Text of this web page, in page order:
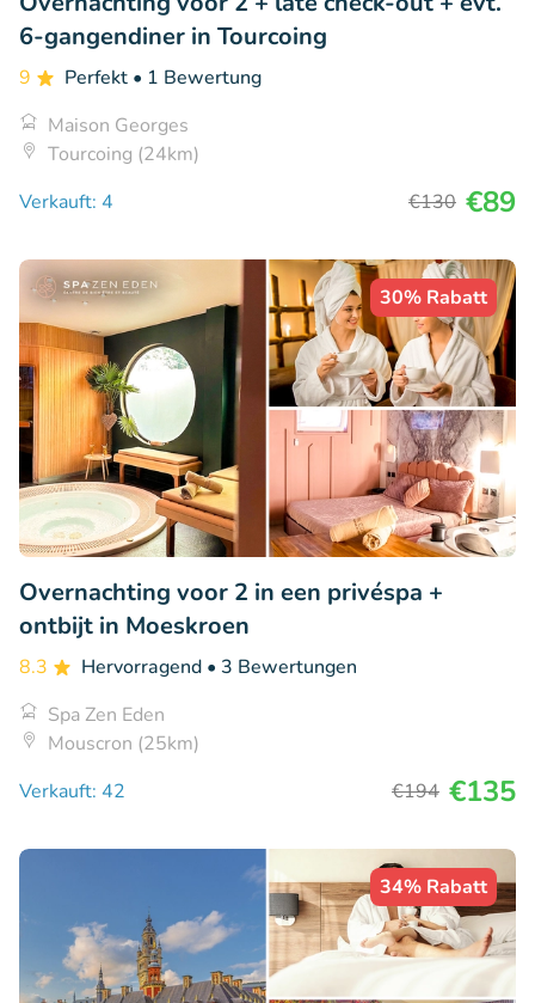
6-gangendiner in Tourcoing
9 Perfekt • 1 Bewertung
Maison Georges
Tourcoing (24km)
Verkauft: 4
€130 €89
30% Rabatt
Overnachting voor 2 in een privéspa +
ontbijt in Moeskroen
8.3 Hervorragend • 3 Bewertungen
Spa Zen Eden
Mouscron (25km)
Verkauft: 42
€194 €135
34% Rabatt